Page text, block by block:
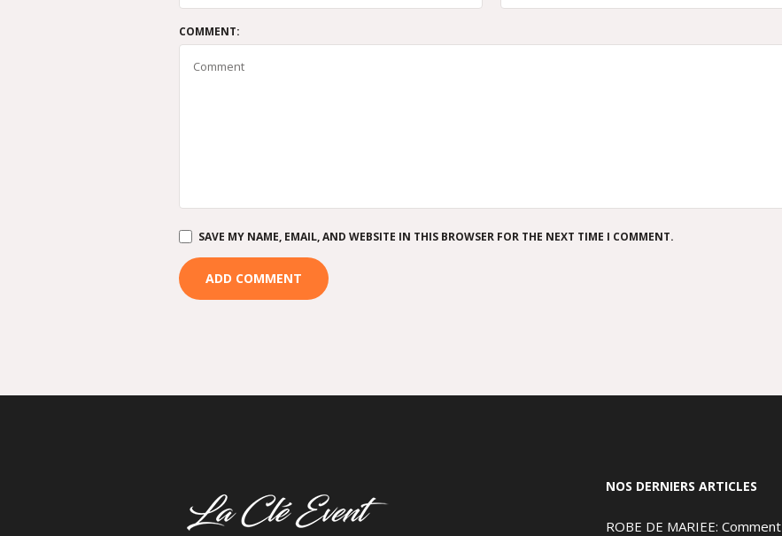
COMMENT:
SAVE MY NAME, EMAIL, AND WEBSITE IN THIS BROWSER FOR THE NEXT TIME I COMMENT.
NOS DERNIERS ARTICLES
ROBE DE MARIEE: Comment